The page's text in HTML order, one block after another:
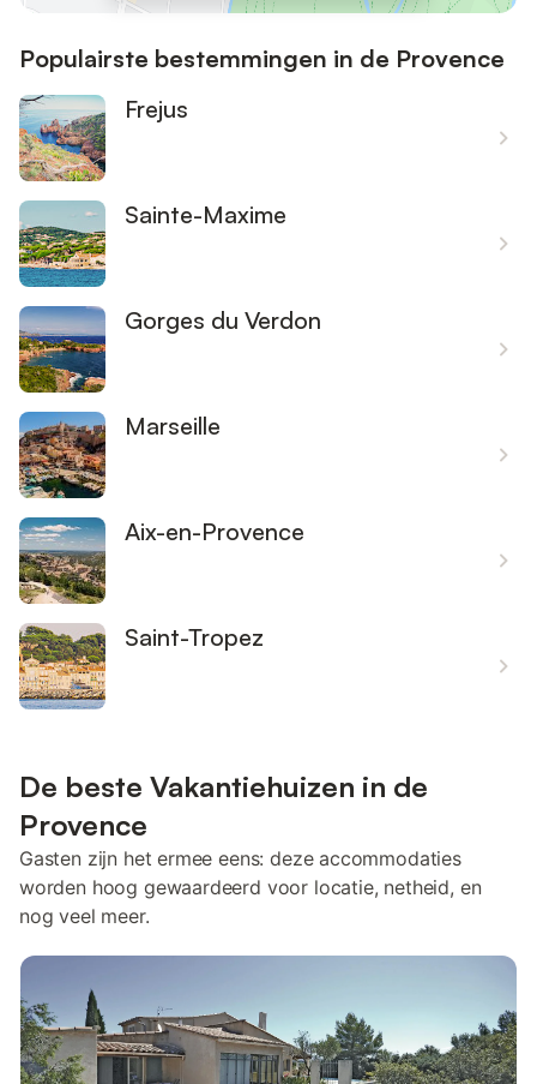
Populairste bestemmingen in de Provence
Frejus
Sainte-Maxime
Gorges du Verdon
Marseille
Aix-en-Provence
Saint-Tropez
De beste Vakantiehuizen in de
Provence
Gasten zijn het ermee eens: deze accommodaties
worden hoog gewaardeerd voor locatie, netheid, en
nog veel meer.